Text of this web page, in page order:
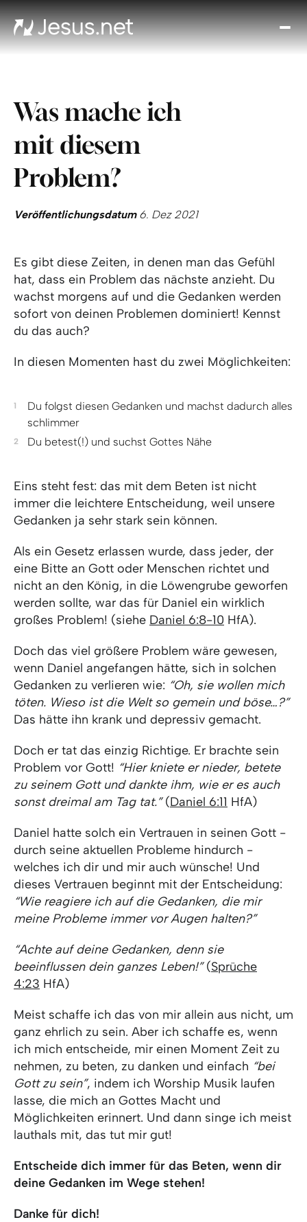
Was mache ich
mit diesem
Problem?
Veröffentlichungsdatum6. Dez 2021
Es gibt diese Zeiten, in denen man das Gefühl
hat, dass ein Problem das nächste anzieht. Du
wachst morgens auf und die Gedanken werden
sofort von deinen Problemen dominiert! Kennst
du das auch?
In diesen Momenten hast du zwei Möglichkeiten:
Du folgst diesen Gedanken und machst dadurch alles
schlimmer
Du betest(!) und suchst Gottes Nähe
Eins steht fest: das mit dem Beten ist nicht
immer die leichtere Entscheidung, weil unsere
Gedanken ja sehr stark sein können.
Als ein Gesetz erlassen wurde, dass jeder, der
eine Bitte an Gott oder Menschen richtet und
nicht an den König, in die Löwengrube geworfen
werden sollte, war das für Daniel ein wirklich
großes Problem! (siehe Daniel 6:8-10 HfA).
Doch das viel größere Problem wäre gewesen,
wenn Daniel angefangen hätte, sich in solchen
Gedanken zu verlieren wie: “Oh, sie wollen mich
töten. Wieso ist die Welt so gemein und böse…?”
Das hätte ihn krank und depressiv gemacht.
Doch er tat das einzig Richtige. Er brachte sein
Problem vor Gott! “Hier kniete er nieder, betete
zu seinem Gott und dankte ihm, wie er es auch
sonst dreimal am Tag tat.”(Daniel 6:11 HfA)
Daniel hatte solch ein Vertrauen in seinen Gott -
durch seine aktuellen Probleme hindurch -
welches ich dir und mir auch wünsche! Und
dieses Vertrauen beginnt mit der Entscheidung:
“Wie reagiere ich auf die Gedanken, die mir
meine Probleme immer vor Augen halten?”
“Achte auf deine Gedanken, denn sie
beeinflussen dein ganzes Leben!”(Sprüche
4:23 HfA)
Meist schaffe ich das von mir allein aus nicht, um
ganz ehrlich zu sein. Aber ich schaffe es, wenn
ich mich entscheide, mir einen Moment Zeit zu
nehmen, zu beten, zu danken und einfach “bei
Gott zu sein”, indem ich Worship Musik laufen
lasse, die mich an Gottes Macht und
Möglichkeiten erinnert. Und dann singe ich meist
lauthals mit, das tut mir gut!
Entscheide dich immer für das Beten, wenn dir
deine Gedanken im Wege stehen!
Danke für dich!